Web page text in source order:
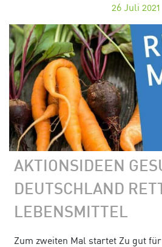
26 Juli 2021
AKTIONSIDEEN
DEUTSCHLAND
LEBENSMITTEL
Zum zweiten Mal startet Zu gut